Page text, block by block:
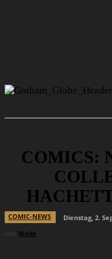
COMICS:
COMIC-NEWS
Dienstag, 2.
von Wolle